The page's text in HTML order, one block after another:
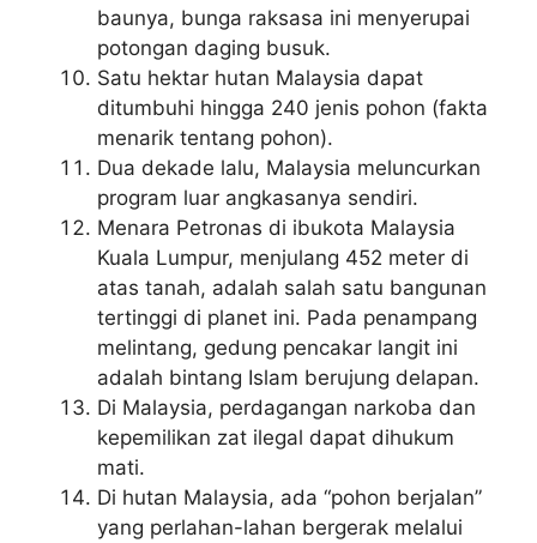
baunya, bunga raksasa ini menyerupai
potongan daging busuk.
Satu hektar hutan Malaysia dapat
ditumbuhi hingga 240 jenis pohon (fakta
menarik tentang pohon).
Dua dekade lalu, Malaysia meluncurkan
program luar angkasanya sendiri.
Menara Petronas di ibukota Malaysia
Kuala Lumpur, menjulang 452 meter di
atas tanah, adalah salah satu bangunan
tertinggi di planet ini. Pada penampang
melintang, gedung pencakar langit ini
adalah bintang Islam berujung delapan.
Di Malaysia, perdagangan narkoba dan
kepemilikan zat ilegal dapat dihukum
mati.
Di hutan Malaysia, ada “pohon berjalan”
yang perlahan-lahan bergerak melalui